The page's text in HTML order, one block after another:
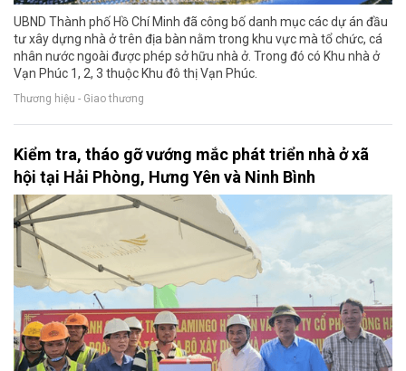
UBND Thành phố Hồ Chí Minh đã công bố danh mục các dự án đầu
tư xây dựng nhà ở trên địa bàn nằm trong khu vực mà tổ chức, cá
nhân nước ngoài được phép sở hữu nhà ở. Trong đó có Khu nhà ở
Vạn Phúc 1, 2, 3 thuộc Khu đô thị Vạn Phúc.
Thương hiệu - Giao thương
Kiểm tra, tháo gỡ vướng mắc phát triển nhà ở xã
hội tại Hải Phòng, Hưng Yên và Ninh Bình